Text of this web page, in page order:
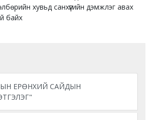
хувьд санхүүгийн дэмжлэг авах
байх
ЕРӨНХИЙ САЙДЫН